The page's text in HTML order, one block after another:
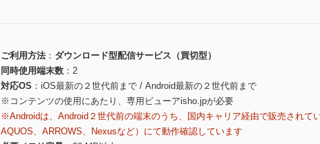
ご利用方法
ダウンロード型配信サービス（買切型）
同時使用端末数
2
対応OS
iOS最新の２世代前まで / Android最新の２世代前まで
※コンテンツの使用にあたり、専用ビューアisho.jpが必要
※Androidは、Android２世代前の端末のうち、国内キャリア経由で販売されて
AQUOS、ARROWS、Nexusなど）にて動作確認しています